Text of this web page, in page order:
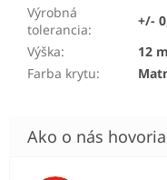
Výrobná
tolerancia:
+/-
Výška:
12
Farba krytu: